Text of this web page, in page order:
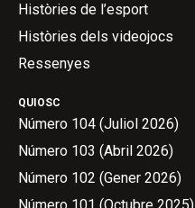
QUIOSC
Número 104 (Juliol 2026)
Número 103 (Abril 2026)
Número 102 (Gener 2026)
Històries de l’esport
Històries dels videojocs
Ressenyes